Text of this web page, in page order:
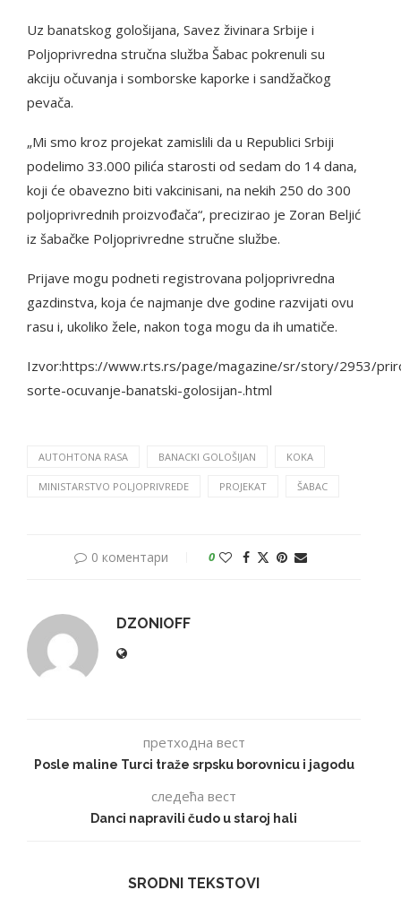
Uz banatskog gološijana, Savez živinara Srbije i
Poljoprivredna stručna služba Šabac pokrenuli su
akciju očuvanja i somborske kaporke i sandžačkog
pevača.
„Mi smo kroz projekat zamislili da u Republici Srbiji
podelimo 33.000 pilića starosti od sedam do 14 dana,
koji će obavezno biti vakcinisani, na nekih 250 do 300
poljoprivrednih proizvođača“, precizirao je Zoran Beljić
iz šabačke Poljoprivredne stručne službe.
Prijave mogu podneti registrovana poljoprivredna
gazdinstva, koja će najmanje dve godine razvijati ovu
rasu i, ukoliko žele, nakon toga mogu da ih umatiče.
Izvor:https://www.rts.rs/page/magazine/sr/story/2953/
sorte-ocuvanje-banatski-golosijan-.html
AUTOHTONA RASA BANACKI GOLOŠIJAN KOKA
MINISTARSTVO POLJOPRIVREDE PROJEKAT ŠABAC
0 коментари 0
DZONIOFF
претходна вест
Posle maline Turci traže srpsku borovnicu i jagodu
следећа вест
Danci napravili čudo u staroj hali
SRODNI TEKSTOVI